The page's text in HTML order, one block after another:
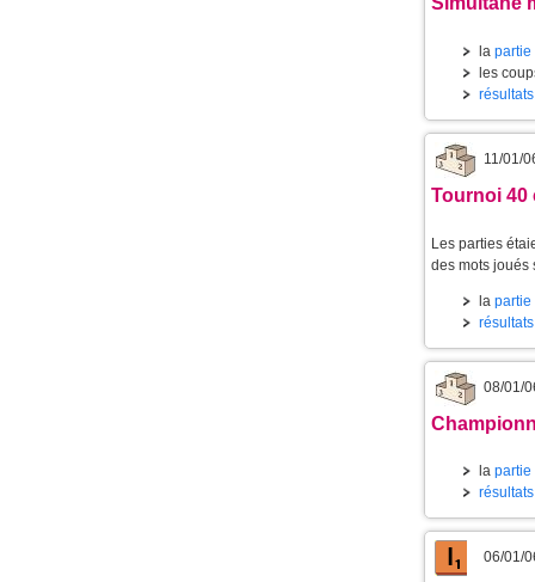
la partie
les
11/01/
Tournoi 40
Les parties
des mots joués
la partie
08/01/
la partie
06/01/